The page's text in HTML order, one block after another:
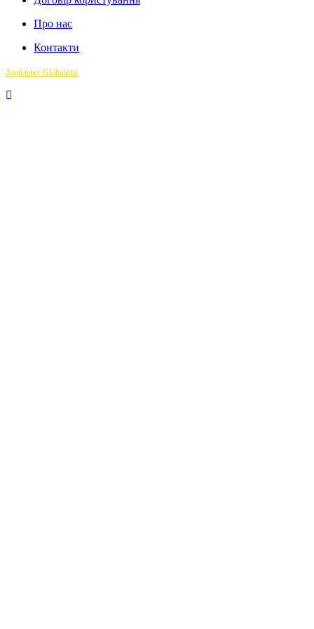
Про нас
Контакти
Зроблено: Globalistic